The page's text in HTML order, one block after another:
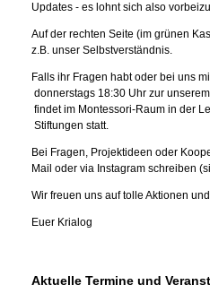
Updates - es lohnt sich also
Auf der rechten Seite (im grünen
z.B. unser Selbstverständnis.
Falls ihr Fragen habt oder bei uns
donnerstags 18:30 Uhr zur
findet im Montessori-Raum in der
Stiftungen statt.
Bei Fragen, Projektideen oder
Mail oder via Instagram schreiben
Wir freuen uns auf tolle Aktionen
Euer Krialog
Aktuelle Termine und